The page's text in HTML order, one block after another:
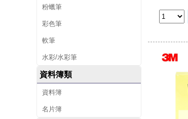
粉蠟筆
彩色筆
軟筆
水彩/水彩筆
資料簿類
資料簿
名片簿